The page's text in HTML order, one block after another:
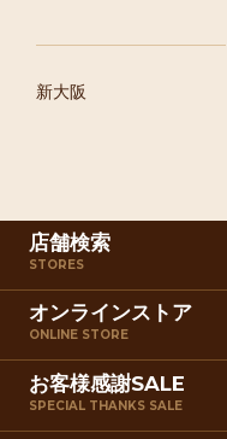
新大阪
店舗検索
STORES
オンラインストア
ONLINE STORE
お客様感謝SALE
SPECIAL THANKS SALE